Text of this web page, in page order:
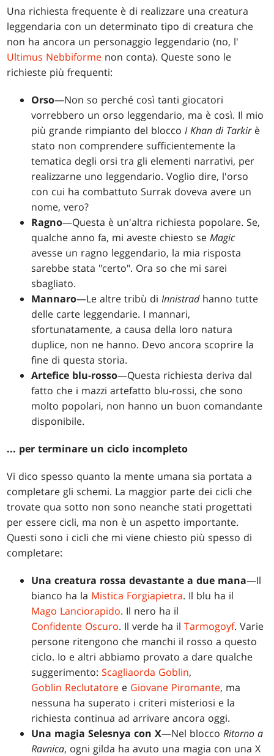
Una richiesta frequente è di realizzare una creatura
leggendaria con un determinato tipo di creatura che
non ha ancora un personaggio leggendario (no, l'
Ultimus Nebbiforme non conta). Queste sono le
richieste più frequenti:
Orso—Non so perché così tanti giocatori
vorrebbero un orso leggendario, ma è così. Il mio
più grande rimpianto del bloccoI Khan di Tarkirè
stato non comprendere sufficientemente la
tematica degli orsi tra gli elementi narrativi, per
realizzarne uno leggendario. Voglio dire, l'orso
con cui ha combattuto Surrak doveva avere un
nome, vero?
Ragno—Questa è un'altra richiesta popolare. Se,
qualche anno fa, mi aveste chiesto seMagic
avesse un ragno leggendario, la mia risposta
sarebbe stata "certo". Ora so che mi sarei
sbagliato.
Mannaro—Le altre tribù diInnistradhanno tutte
delle carte leggendarie. I mannari,
sfortunatamente, a causa della loro natura
duplice, non ne hanno. Devo ancora scoprire la
fine di questa storia.
Artefice blu-rosso—Questa richiesta deriva dal
fatto che i mazzi artefatto blu-rossi, che sono
molto popolari, non hanno un buon comandante
disponibile.
... per terminare un ciclo incompleto
Vi dico spesso quanto la mente umana sia portata a
completare gli schemi. La maggior parte dei cicli che
trovate qua sotto non sono neanche stati progettati
per essere cicli, ma non è un aspetto importante.
Questi sono i cicli che mi viene chiesto più spesso di
completare:
Una creatura rossa devastante a due mana—Il
bianco ha la Mistica Forgiapietra. Il blu ha il
Mago Lanciorapido. Il nero ha il
Confidente Oscuro. Il verde ha ilTarmogoyf. Varie
persone ritengono che manchi il rosso a questo
ciclo. Io e altri abbiamo provato a dare qualche
suggerimento:Scagliaorda Goblin,
Goblin Reclutatore e Giovane Piromante, ma
nessuna ha superato i criteri misteriosi e la
richiesta continua ad arrivare ancora oggi.
Una magia Selesnya con X—Nel bloccoRitorno a
Ravnica, ogni gilda ha avuto una magia con una X